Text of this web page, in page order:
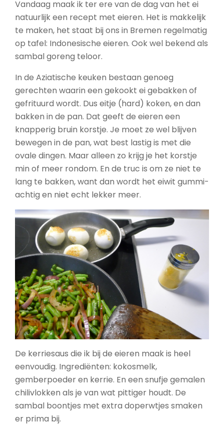
Vandaag maak ik ter ere van de dag van het ei
natuurlijk een recept met eieren. Het is makkelijk
te maken, het staat bij ons in Bremen regelmatig
op tafel: Indonesische eieren. Ook wel bekend als
sambal goreng teloor.
In de Aziatische keuken bestaan genoeg
gerechten waarin een gekookt ei gebakken of
gefrituurd wordt. Dus eitje (hard) koken, en dan
bakken in de pan. Dat geeft de eieren een
knapperig bruin korstje. Je moet ze wel blijven
bewegen in de pan, wat best lastig is met die
ovale dingen. Maar alleen zo krijg je het korstje
min of meer rondom. En de truc is om ze niet te
lang te bakken, want dan wordt het eiwit gummi-
achtig en niet echt lekker meer.
De kerriesaus die ik bij de eieren maak is heel
eenvoudig. Ingrediënten: kokosmelk,
gemberpoeder en kerrie. En een snufje gemalen
chilivlokken als je van wat pittiger houdt. De
sambal boontjes met extra doperwtjes smaken
er prima bij.